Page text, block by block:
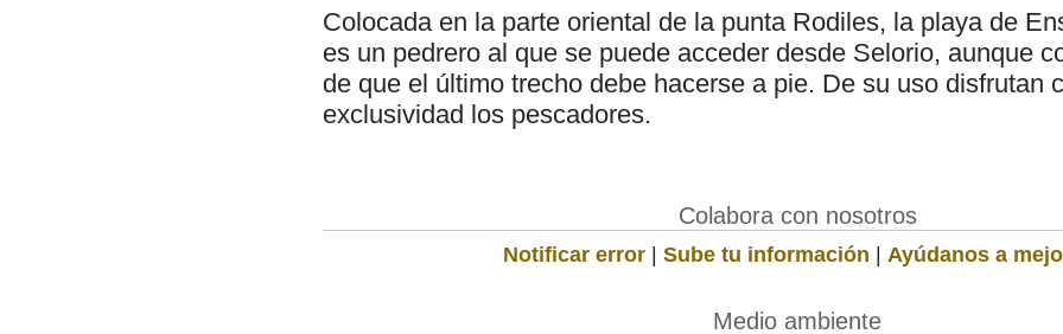
Colocada en la parte oriental de la punta Rodiles, la playa de
es un pedrero al que se puede acceder desde Selorio, aunque
de que el último trecho debe hacerse a pie. De su uso disfrutan
exclusividad los pescadores.
Colabora con nosotros
Notificar error | Sube tu información | Ayúdanos a
Medio ambiente